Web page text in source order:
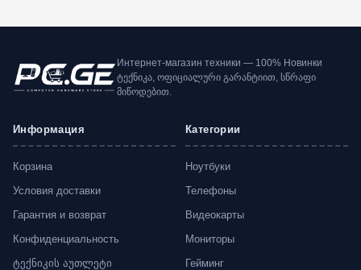
Интернет-магазин техники — 100% Новинки
ტექნიკა, ოფიციალური გარანტიით, სწრაფი
მიწოდებით.
Информация
Корзина
Условия доставки
Гарантия и возврат
Конфиденциальность
ტექნიკის აუთლეტი
Категории
Ноутбуки
Телефоны
Видеокарты
Мониторы
Гейминг